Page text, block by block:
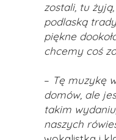
zostali, tu
podlaską
piękne
chcemy coś
– Tę muzykę
domów, ale
takim
naszych